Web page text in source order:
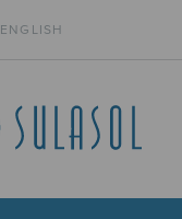
ENGLISH